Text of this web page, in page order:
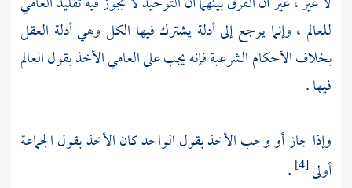
للعالم ، وإنما يرجع إلى أدلة يشترك فيها الكل وهي أدلة العقل
بخلاف الأحكام الشرعية فإنه يجب على العامي الأخذ بقول العالم
فيها .
وإذا جاز أو وجب الأخذ بقول الواحد كان الأخذ بقول الجماعة
أولى[4]
.